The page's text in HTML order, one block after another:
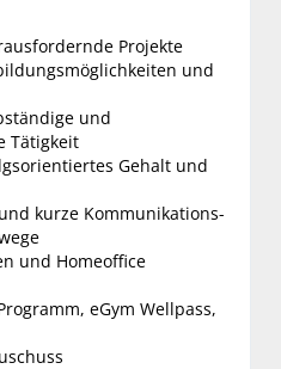
Projekte
und
und
Tätigkeit
Gehalt und
kurze Kommunikations-
und Homeoffice
eGym Wellpass,